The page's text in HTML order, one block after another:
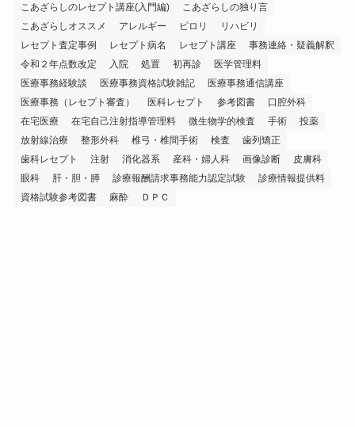
こあざらしのレセプト講座(入門編)
こあざらしの独り言
こあざらしオススメ
アレルギー ピロリ
リハビリ
レセプト査定事例
レセプト病名 レセプト講座
事務連絡・疑義解釈
令和２年点数改定
入院 処置 初再診
医学管理料
医療事務経験談
医療事務資格試験雑記
医療事務通信講座
医療事務（レセプト審査）
医科レセプト 参考図書
口腔外科
在宅医療
在宅自己注射指導管理料 微生物学的検査 手術
投薬
放射線治療
整形外科 椎弓・椎間手術 検査
歯列矯正
歯科レセプト
注射 消化器系 産科・婦人科 画像診断
皮膚科
眼科
肝・胆・膵 診療報酬請求事務能力認定試験
診療情報提供料
資格試験参考図書
麻酔 ＤＰＣ